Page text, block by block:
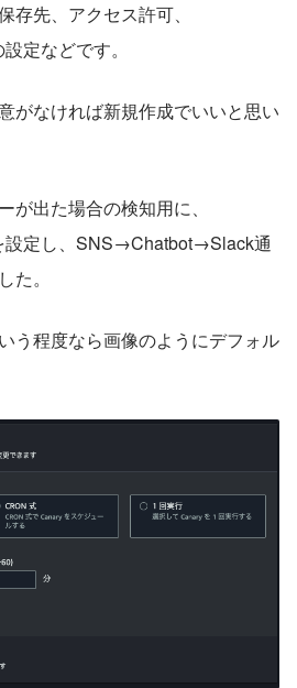
存先、アクセス許可、
定などです。
がなければ新規作成でいいと思い
が出た場合の検知用に、
設定し、SNS→Chatbot→Slack通
た。
う程度なら画像のようにデフォル